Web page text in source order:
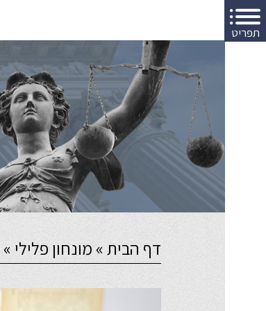
תפריט
דף הבית» מונחון פלילי »